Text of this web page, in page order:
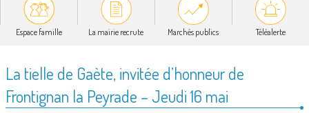
Espace famille La mairie recrute Marchés publics Téléalerte
La tielle de Gaète, invitée d’honneur de
Frontignan la Peyrade – Jeudi 16 mai